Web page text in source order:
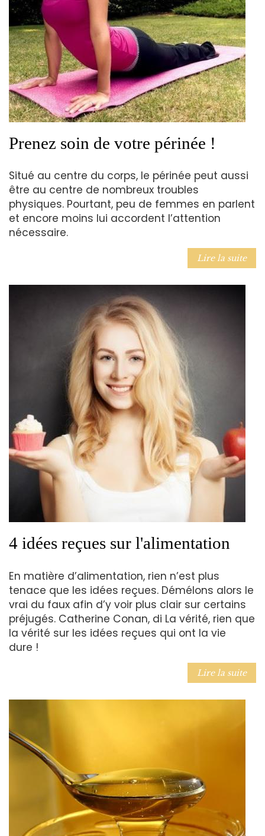
Prenez soin de votre périnée !
Situé au centre du corps, le périnée peut aussi
être au centre de nombreux troubles
physiques. Pourtant, peu de femmes en parlent
et encore moins lui accordent l’attention
nécessaire.
Lire la suite
4 idées reçues sur l'alimentation
En matière d’alimentation, rien n’est plus
tenace que les idées reçues. Démélons alors le
vrai du faux afin d’y voir plus clair sur certains
préjugés. Catherine Conan, di La vérité, rien que
la vérité sur les idées reçues qui ont la vie
dure !
Lire la suite